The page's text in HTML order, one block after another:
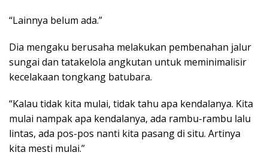
“Lainnya belum ada.”
Dia mengaku berusaha melakukan pembenahan jalur
sungai dan tatakelola angkutan untuk meminimalisir
kecelakaan tongkang batubara.
“Kalau tidak kita mulai, tidak tahu apa kendalanya. Kita
mulai nampak apa kendalanya, ada rambu-rambu lalu
lintas, ada pos-pos nanti kita pasang di situ. Artinya
kita mesti mulai.”